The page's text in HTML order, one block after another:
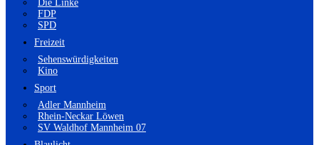
Die Linke
FDP
SPD
Freizeit
Sehenswürdigkeiten
Kino
Sport
Adler Mannheim
Rhein-Neckar Löwen
SV Waldhof Mannheim 07